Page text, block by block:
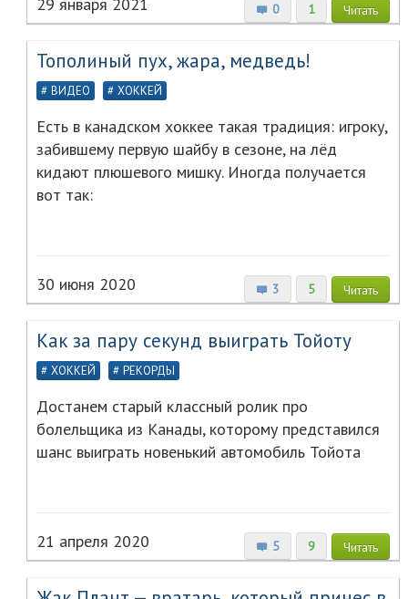
0 1 Читать
29 января 2021
Тополиный пух, жара, медведь!
ВИДЕО ХОККЕЙ
Есть в канадском хоккее такая традиция: игроку,
забившему первую шайбу в сезоне, на лёд
кидают плюшевого мишку. Иногда получается
вот так:
3 5 Читать
30 июня 2020
Как за пару секунд выиграть Тойоту
ХОККЕЙ РЕКОРДЫ
Достанем старый классный ролик про
болельщика из Канады, которому представился
шанс выиграть новенький автомобиль Тойота
5 9 Читать
21 апреля 2020